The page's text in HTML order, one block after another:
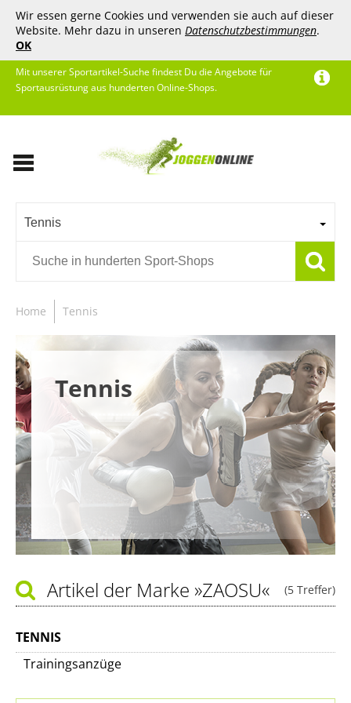
Wir essen gerne Cookies und verwenden sie auch auf dieser
Website. Mehr dazu in unseren Datenschutzbestimmungen.
OK
Mit unserer Sportartikel-Suche findest Du die Angebote für
Sportausrüstung aus hunderten Online-Shops.
Tennis
Home Tennis
Tennis
(5 Treffer)
Artikel der Marke »ZAOSU«
TENNIS
Trainingsanzüge